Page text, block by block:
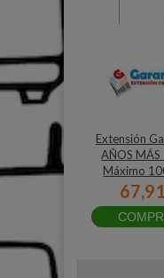
Extensión
AÑOS
Máximo